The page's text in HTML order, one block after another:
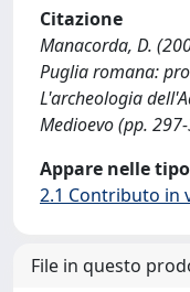
Citazione
Manacorda, D.
Puglia romana:
L'archeologia
Medioevo (pp.
Appare nelle
2.1 Contributo in
File in questo